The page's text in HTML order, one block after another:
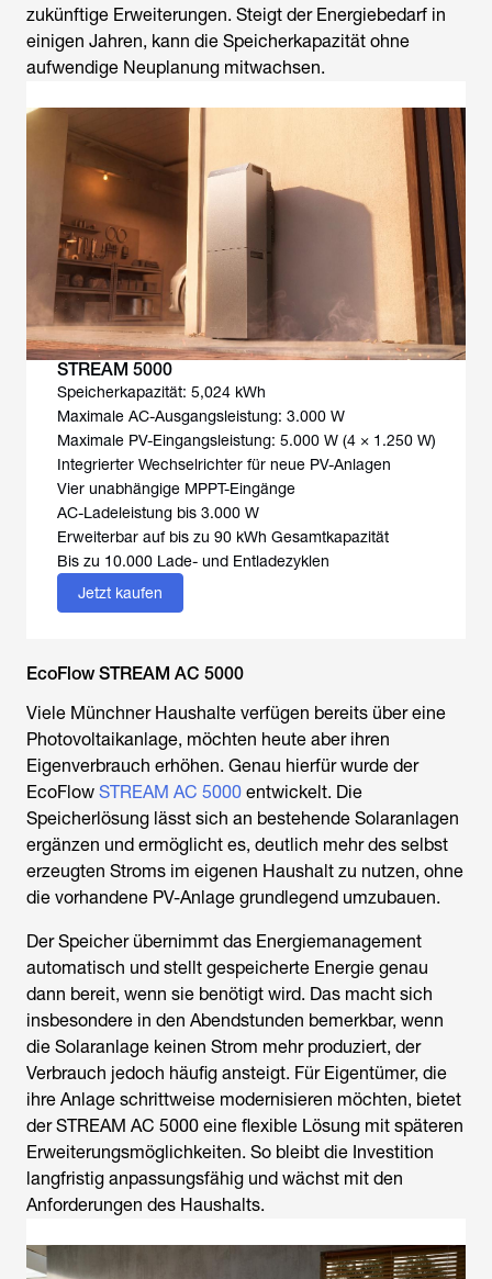
zukünftige Erweiterungen. Steigt der Energiebedarf in
einigen Jahren, kann die Speicherkapazität ohne
aufwendige Neuplanung mitwachsen.
STREAM 5000
Speicherkapazität: 5,024 kWh
Maximale AC-Ausgangsleistung: 3.000 W
Maximale PV-Eingangsleistung: 5.000 W (4 × 1.250 W)
Integrierter Wechselrichter für neue PV-Anlagen
Vier unabhängige MPPT-Eingänge
AC-Ladeleistung bis 3.000 W
Erweiterbar auf bis zu 90 kWh Gesamtkapazität
Bis zu 10.000 Lade- und Entladezyklen
Jetzt kaufen
EcoFlow STREAM AC 5000
Viele Münchner Haushalte verfügen bereits über eine
Photovoltaikanlage, möchten heute aber ihren
Eigenverbrauch erhöhen. Genau hierfür wurde der
EcoFlow STREAM AC 5000 entwickelt. Die
Speicherlösung lässt sich an bestehende Solaranlagen
ergänzen und ermöglicht es, deutlich mehr des selbst
erzeugten Stroms im eigenen Haushalt zu nutzen, ohne
die vorhandene PV-Anlage grundlegend umzubauen.
Der Speicher übernimmt das Energiemanagement
automatisch und stellt gespeicherte Energie genau
dann bereit, wenn sie benötigt wird. Das macht sich
insbesondere in den Abendstunden bemerkbar, wenn
die Solaranlage keinen Strom mehr produziert, der
Verbrauch jedoch häufig ansteigt. Für Eigentümer, die
ihre Anlage schrittweise modernisieren möchten, bietet
der STREAM AC 5000 eine flexible Lösung mit späteren
Erweiterungsmöglichkeiten. So bleibt die Investition
langfristig anpassungsfähig und wächst mit den
Anforderungen des Haushalts.